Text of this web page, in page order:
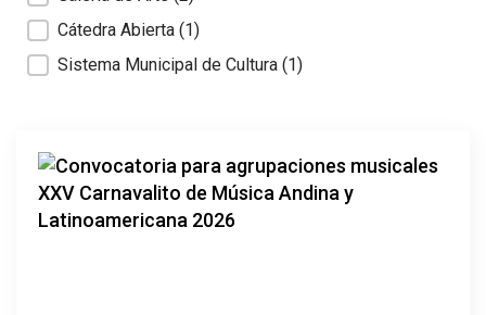
Cátedra Abierta (1)
Sistema Municipal de Cultura (1)